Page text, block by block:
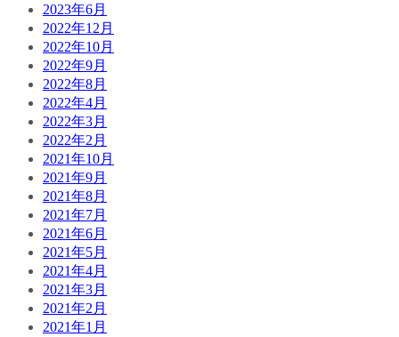
2023年6月
2022年12月
2022年10月
2022年9月
2022年8月
2022年4月
2022年3月
2022年2月
2021年10月
2021年9月
2021年8月
2021年7月
2021年6月
2021年5月
2021年4月
2021年3月
2021年2月
2021年1月